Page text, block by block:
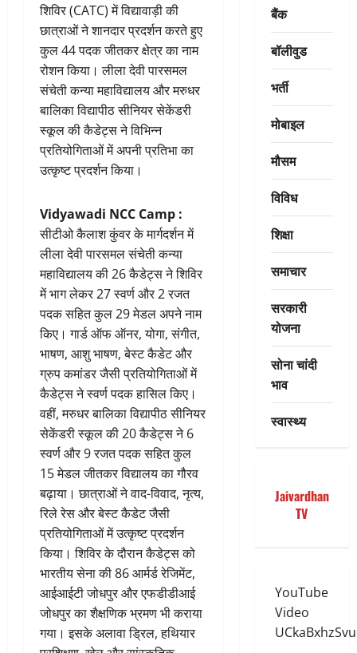
शिविर (CATC) में विद्यावाड़ी की
छात्राओं ने शानदार प्रदर्शन करते हुए
कुल 44 पदक जीतकर क्षेत्र का नाम
रोशन किया। लीला देवी पारसमल
संचेती कन्या महाविद्यालय और मरुधर
बालिका विद्यापीठ सीनियर सेकेंडरी
स्कूल की कैडेट्स ने विभिन्न
प्रतियोगिताओं में अपनी प्रतिभा का
उत्कृष्ट प्रदर्शन किया।
Vidyawadi NCC Camp :
सीटीओ कैलाश कुंवर के मार्गदर्शन में
लीला देवी पारसमल संचेती कन्या
महाविद्यालय की 26 कैडेट्स ने शिविर
में भाग लेकर 27 स्वर्ण और 2 रजत
पदक सहित कुल 29 मेडल अपने नाम
किए। गार्ड ऑफ ऑनर, योगा, संगीत,
भाषण, आशु भाषण, बेस्ट कैडेट और
ग्रुप कमांडर जैसी प्रतियोगिताओं में
कैडेट्स ने स्वर्ण पदक हासिल किए।
वहीं, मरुधर बालिका विद्यापीठ सीनियर
सेकेंडरी स्कूल की 20 कैडेट्स ने 6
स्वर्ण और 9 रजत पदक सहित कुल
15 मेडल जीतकर विद्यालय का गौरव
बढ़ाया। छात्राओं ने वाद-विवाद, नृत्य,
रिले रेस और बेस्ट कैडेट जैसी
प्रतियोगिताओं में उत्कृष्ट प्रदर्शन
किया। शिविर के दौरान कैडेट्स को
भारतीय सेना की 86 आर्मर्ड रेजिमेंट,
आईआईटी जोधपुर और एफडीडीआई
जोधपुर का शैक्षणिक भ्रमण भी कराया
गया। इसके अलावा ड्रिल, हथियार
बैंक
बॉलीवुड
भर्ती
मोबाइल
मौसम
विविध
शिक्षा
समाचार
सरकारी
योजना
सोना चांदी
भाव
स्वास्थ्य
Jaivardhan
TV
YouTube
Video